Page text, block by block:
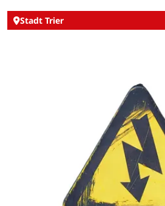
Stadt Trier